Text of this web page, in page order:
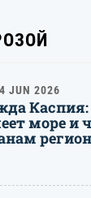
JUN 2026
море и